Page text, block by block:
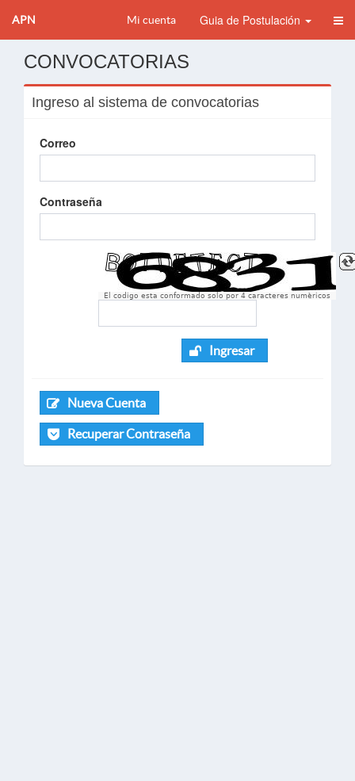
APN Mi cuenta Guia de Postulación
CONVOCATORIAS
Ingreso al sistema de convocatorias
Correo
Contraseña
El codigo esta conformado solo por 4 caracteres numèricos
Ingresar
Nueva Cuenta
Recuperar Contraseña